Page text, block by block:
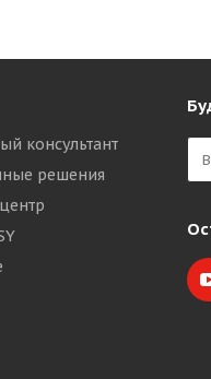
консультант
решения